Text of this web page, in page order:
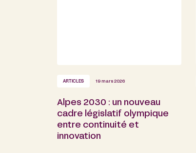
ARTICLES 19 mars 2026
Alpes 2030 : un nouveau
cadre législatif olympique
entre continuité et
innovation